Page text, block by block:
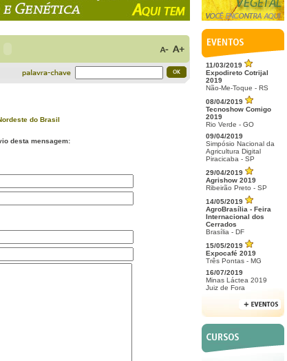
do Brasil
desta mensagem:
11/03/2019
Expodireto Cotrijal
2019
Não-Me-Toque - RS
08/04/2019
Tecnoshow Comigo
2019
Rio Verde - GO
09/04/2019
Simpósio Nacional da
Agricultura Digital
Piracicaba - SP
29/04/2019
Agrishow 2019
Ribeirão Preto - SP
14/05/2019
AgroBrasília - Feira
Internacional dos
Cerrados
Brasília - DF
15/05/2019
Expocafé 2019
Três Pontas - MG
16/07/2019
Minas Láctea 2019
Juiz de Fora